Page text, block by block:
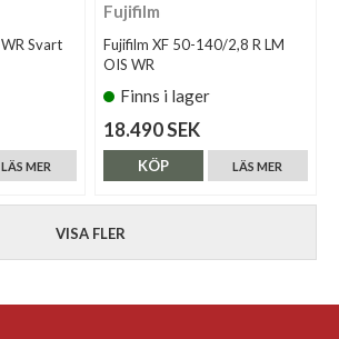
Svart
LÄS MER
Fujifilm
Fujifilm XF 50-140/2,8 R LM
OIS WR
Finns i lager
18.490 SEK
LÄS MER
KÖP
VISA FLER